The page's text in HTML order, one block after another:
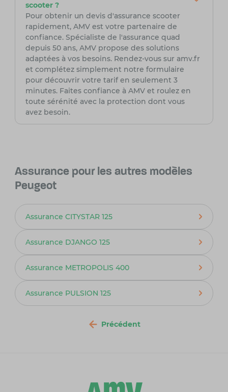
scooter ?
Pour obtenir un devis d'assurance scooter
rapidement, AMV est votre partenaire de
confiance. Spécialiste de l'assurance quad
depuis 50 ans, AMV propose des solutions
adaptées à vos besoins. Rendez-vous sur amv.fr
et complétez simplement notre formulaire
pour découvrir votre tarif en seulement 3
minutes. Faites confiance à AMV et roulez en
toute sérénité avec la protection dont vous
avez besoin.
Assurance pour les autres modèles
Peugeot
Assurance CITYSTAR 125
Assurance DJANGO 125
Assurance METROPOLIS 400
Assurance PULSION 125
Précédent